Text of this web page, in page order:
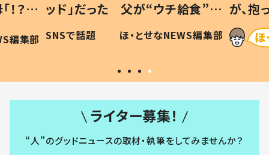
？」
編集部
ッド」だった 父が“ウチ給食”を
作り続ける理由とは #令和の親
#令和の子
SNSで話題 ほ・とせなNEWS編集部
が、
「涙が
い」
ライター募集！
“人”のグッドニュースの取材・執筆をしてみませんか？